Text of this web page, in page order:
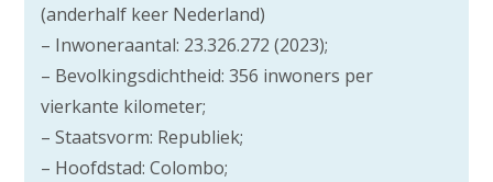
(anderhalf keer Nederland)
– Inwoneraantal: 23.326.272 (2023);
– Bevolkingsdichtheid: 356 inwoners per
vierkante kilometer;
– Staatsvorm: Republiek;
– Hoofdstad: Colombo;